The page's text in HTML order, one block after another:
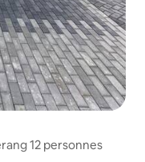
12 personnes